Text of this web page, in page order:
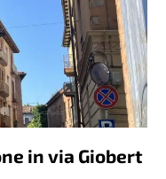
in via Giobert